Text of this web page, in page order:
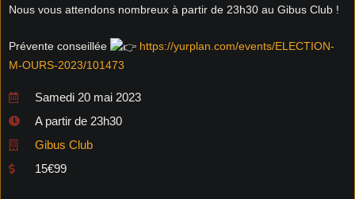
Nous vous attendons nombreux à partir de 23h30 au Gibus Club !
Prévente conseillée
https://yurplan.com/events/ELECTION-
M-OURS-2023/101473
Samedi 20 mai 2023
A partir de 23h30
Gibus Club
15€99